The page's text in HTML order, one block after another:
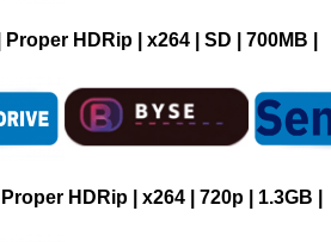
| Proper HDRip | x264 | SD | 700MB |
| Proper HDRip | x264 | 720p | 1.3GB |